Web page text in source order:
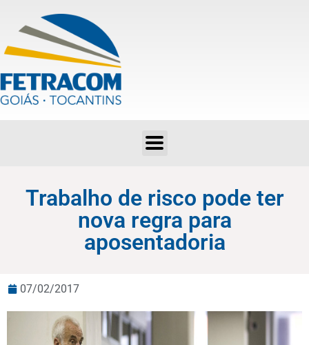
Trabalho de risco pode ter
nova regra para
aposentadoria
07/02/2017